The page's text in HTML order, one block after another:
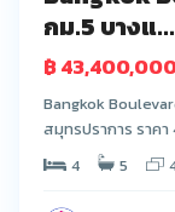
กม.5 บางแ...
฿
Bangkok
สมุทรปราการ ราคา
4
5